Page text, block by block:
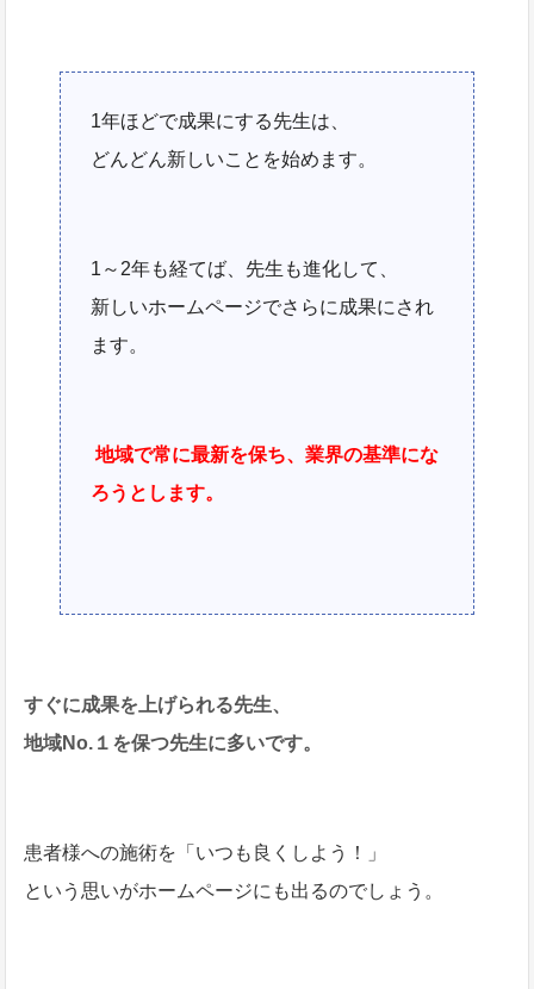
1年ほどで成果にする先生は、
どんどん新しいことを始めます。
1～2年も経てば、先生も進化して、
新しいホームページでさらに成果にされ
ます。
地域で常に最新を保ち、業界の基準にな
ろうとします。
すぐに成果を上げられる先生、
地域No.１を保つ先生に多いです。
患者様への施術を「いつも良くしよう！」
という思いがホームページにも出るのでしょう。